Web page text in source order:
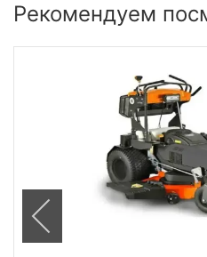
Рекомендуем